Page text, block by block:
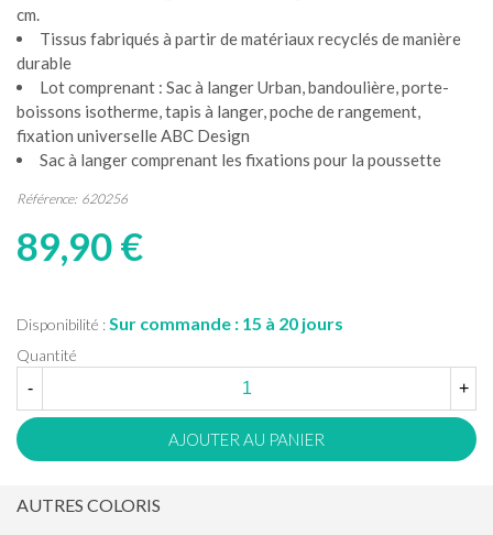
cm.
Tissus fabriqués à partir de matériaux recyclés de manière
durable
Lot comprenant : Sac à langer Urban, bandoulière, porte-
boissons isotherme, tapis à langer, poche de rangement,
fixation universelle ABC Design
Sac à langer comprenant les fixations pour la poussette
Référence: 620256
89,90 €
Disponibilité :Sur commande : 15 à 20 jours
Quantité
-
+
AJOUTER AU PANIER
AUTRES COLORIS